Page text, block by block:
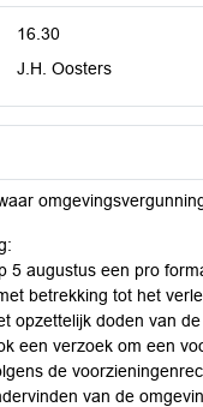
16.30
J.H. Oosters
5 augustus een pro
betrekking tot het
opzettelijk doden van
een verzoek om een
de
van de